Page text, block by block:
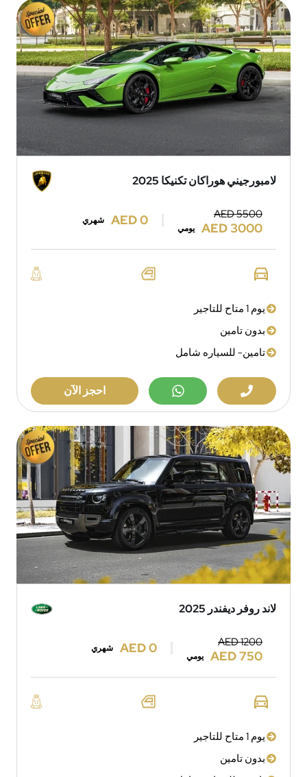
لامبورجيني هوراكان تكنيكا 2025
AED 5500
AED 3000 يومي
AED 0 شهري
يوم 1 متاح للتاجير
بدون تامين
تامين- للسياره شامل
احجز الآن
لاند روفر ديفندر 2025
AED 1200
AED 750 يومي
AED 0 شهري
يوم 1 متاح للتاجير
بدون تامين